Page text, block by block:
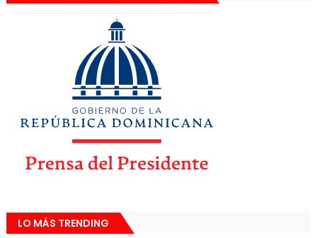
LO MÁS TRENDING